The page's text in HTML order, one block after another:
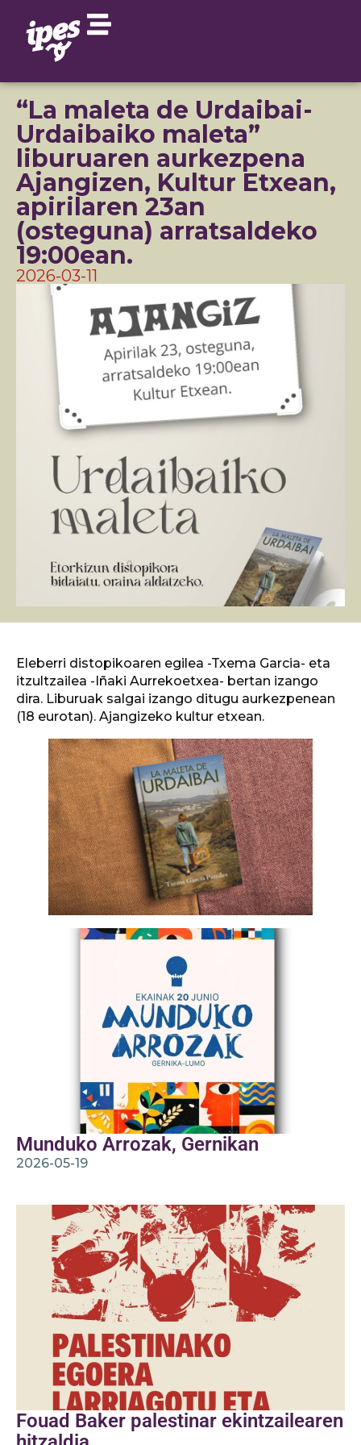
“La maleta de Urdaibai-
Urdaibaiko maleta”
liburuaren aurkezpena
Ajangizen, Kultur Etxean,
apirilaren 23an
(osteguna) arratsaldeko
19:00ean.
2026-03-11
Eleberri distopikoaren egilea -Txema Garcia- eta
itzultzailea -Iñaki Aurrekoetxea- bertan izango
dira. Liburuak salgai izango ditugu aurkezpenean
(18 eurotan). Ajangizeko kultur etxean.
Munduko Arrozak, Gernikan
2026-05-19
Fouad Baker palestinar ekintzailearen